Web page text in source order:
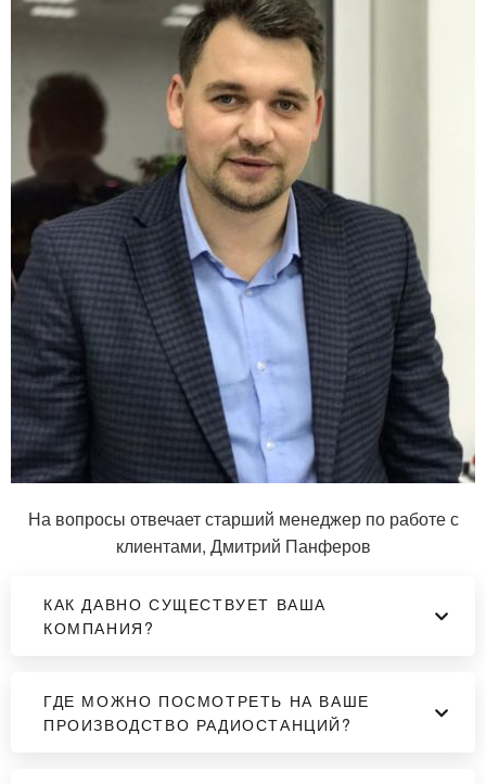
На вопросы отвечает старший менеджер по работе с
клиентами, Дмитрий Панферов
КАК ДАВНО СУЩЕСТВУЕТ ВАША
КОМПАНИЯ?
ГДЕ МОЖНО ПОСМОТРЕТЬ НА ВАШЕ
ПРОИЗВОДСТВО РАДИОСТАНЦИЙ?